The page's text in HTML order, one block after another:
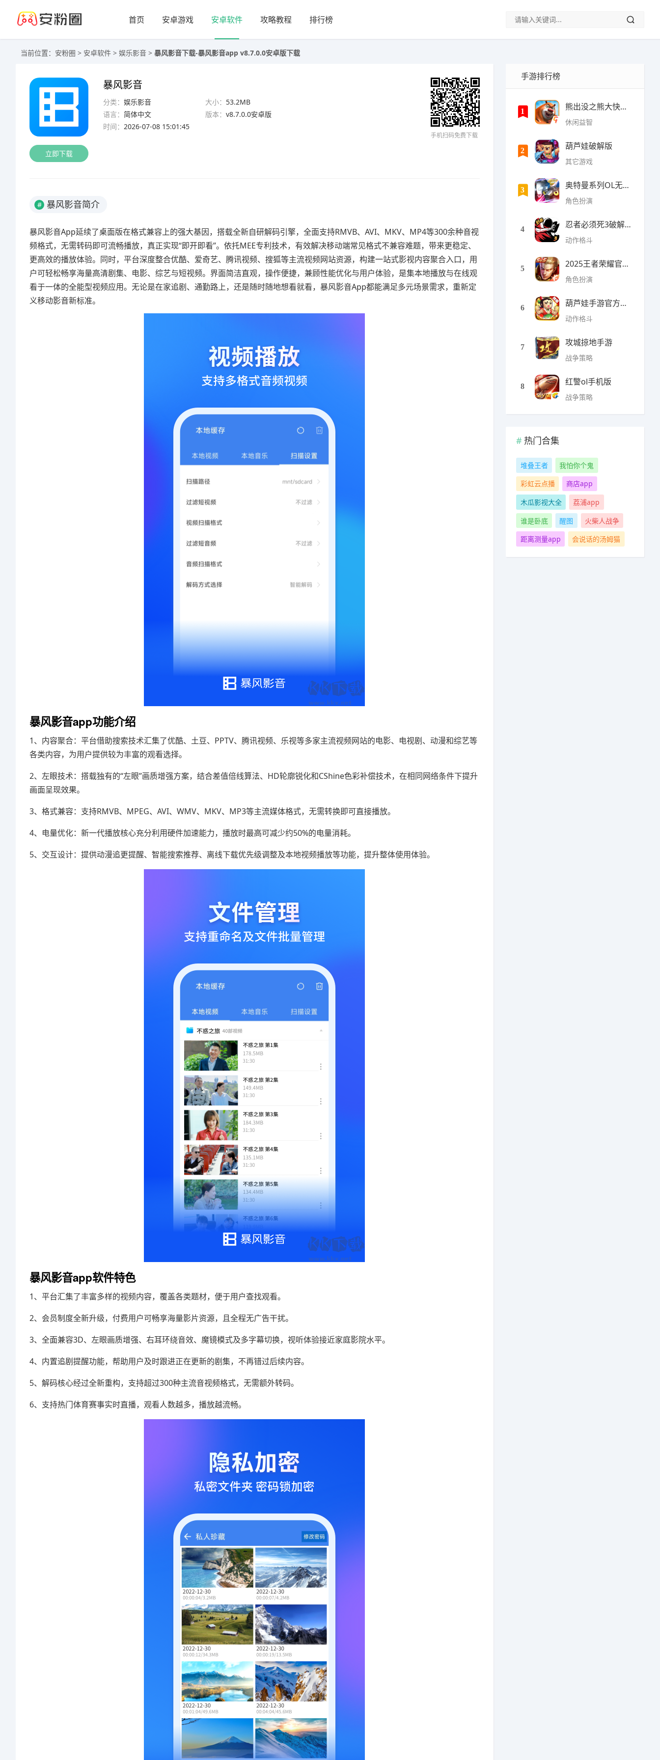
首页 安卓游戏 安卓软件 攻略教程 排行榜
当前位置： 安粉圈 > 安卓软件 > 娱乐影音 > 暴风影音下载-暴风影音app v8.7.0.0安卓版下载
立即下载
暴风影音
分类： 娱乐影音 大小： 53.2MB
语言： 简体中文 版本： v8.7.0.0安卓版
时间： 2026-07-08 15:01:45
手机扫码免费下载
# 暴风影音简介
暴风影音App延续了桌面版在格式兼容上的强大基因，搭载全新自研解码引擎，全面支持RMVB、AVI、MKV、MP4等300余种音视
频格式，无需转码即可流畅播放，真正实现“即开即看”。依托MEE专利技术，有效解决移动端常见格式不兼容难题，带来更稳定、
更高效的播放体验。同时，平台深度整合优酷、爱奇艺、腾讯视频、搜狐等主流视频网站资源，构建一站式影视内容聚合入口，用
户可轻松畅享海量高清剧集、电影、综艺与短视频。界面简洁直观，操作便捷，兼顾性能优化与用户体验，是集本地播放与在线观
看于一体的全能型视频应用。无论是在家追剧、通勤路上，还是随时随地想看就看，暴风影音App都能满足多元场景需求，重新定
义移动影音新标准。
暴风影音app功能介绍
1、内容聚合：平台借助搜索技术汇集了优酷、土豆、PPTV、腾讯视频、乐视等多家主流视频网站的电影、电视剧、动漫和综艺等
各类内容，为用户提供较为丰富的观看选择。
2、左眼技术：搭载独有的“左眼”画质增强方案，结合差值倍线算法、HD轮廓锐化和CShine色彩补偿技术，在相同网络条件下提升
画面呈现效果。
3、格式兼容：支持RMVB、MPEG、AVI、WMV、MKV、MP3等主流媒体格式，无需转换即可直接播放。
4、电量优化：新一代播放核心充分利用硬件加速能力，播放时最高可减少约50%的电量消耗。
5、交互设计：提供动漫追更提醒、智能搜索推荐、离线下载优先级调整及本地视频播放等功能，提升整体使用体验。
暴风影音app软件特色
1、平台汇集了丰富多样的视频内容，覆盖各类题材，便于用户查找观看。
2、会员制度全新升级，付费用户可畅享海量影片资源，且全程无广告干扰。
3、全面兼容3D、左眼画质增强、右耳环绕音效、魔镜模式及多字幕切换，视听体验接近家庭影院水平。
4、内置追剧提醒功能，帮助用户及时跟进正在更新的剧集，不再错过后续内容。
5、解码核心经过全新重构，支持超过300种主流音视频格式，无需额外转码。
6、支持热门体育赛事实时直播，观看人数越多，播放越流畅。
手游排行榜
1 熊出没之熊大快跑内购破
休闲益智
2 葫芦娃破解版
其它游戏
3 奥特曼系列OL无限光元(9
角色扮演
4 忍者必须死3破解版无限勾
动作格斗
5 2025王者荣耀官方全服版本
角色扮演
6 葫芦娃手游官方最新版
动作格斗
7 攻城掠地手游
战争策略
8 红警ol手机版
战争策略
热门合集
堆叠王者
我怕你个鬼
彩虹云点播
商店app
木瓜影视大全
荔浦app
谁是卧底
醒图
火柴人战争
距离测量app
会说话的汤姆猫